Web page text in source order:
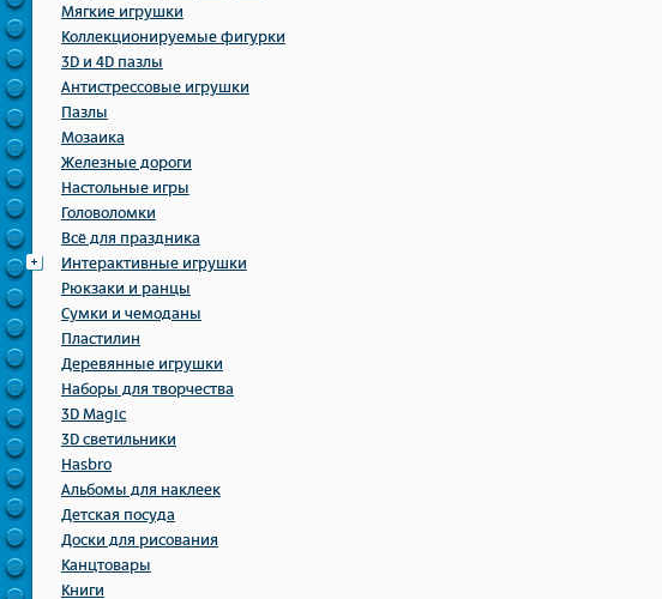
Мягкие игрушки
Коллекционируемые фигурки
3D и 4D пазлы
Антистрессовые игрушки
Пазлы
Мозаика
Железные дороги
Настольные игры
Головоломки
Всё для праздника
Интерактивные игрушки
Рюкзаки и ранцы
Сумки и чемоданы
Пластилин
Деревянные игрушки
Наборы для творчества
3D Magic
3D светильники
Hasbro
Альбомы для наклеек
Детская посуда
Доски для рисования
Канцтовары
Книги